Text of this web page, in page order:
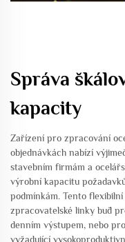
Správa
kapacity
Zařízení pro zpracování
objednávkách nabízí
stavebním firmám a
výrobní kapacitu
podmínkám. Tento
zpracovatelské linky buď
denním výstupem, nebo
vyžadující